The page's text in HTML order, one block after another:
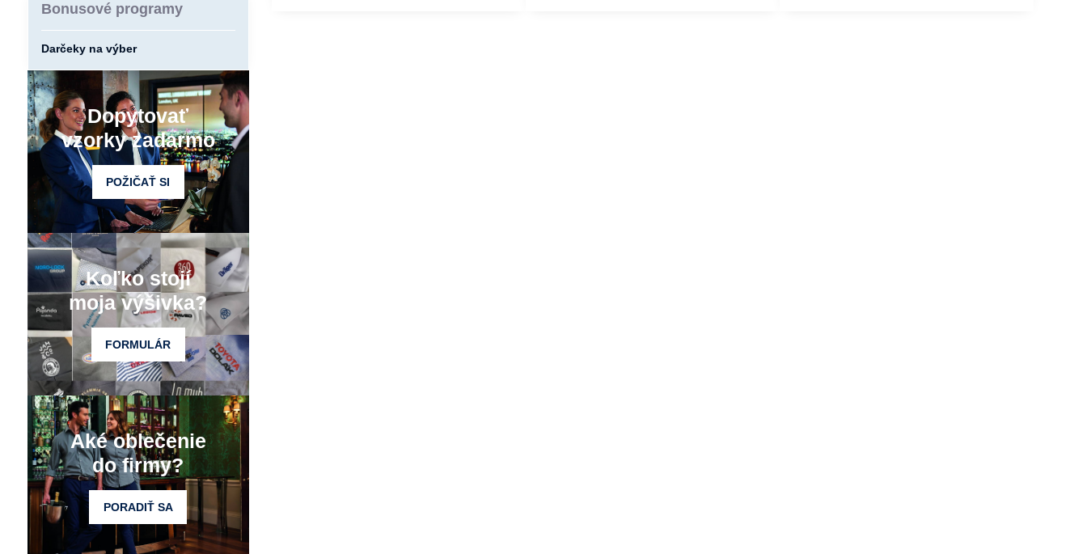
Bonusové programy
Darčeky na výber
Dopytovať
vzorky zadarmo
POŽIČAŤ SI
Koľko stojí
moja výšivka?
FORMULÁR
Aké oblečenie
do firmy?
PORADIŤ SA